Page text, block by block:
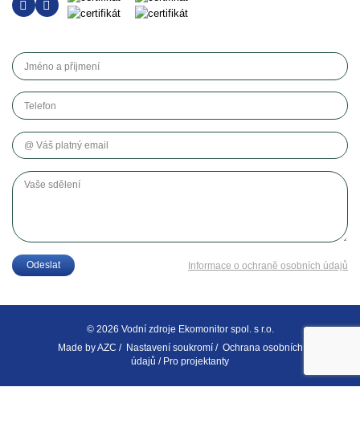
Jméno a příjmení
Telefon
Váš platný email
Vaše sdělení
Odeslat Informace o ochraně osobních údajů
© 2026 Vodní zdroje Ekomonitor spol. s r.o.
Made byAZC / Nastavení soukromí/ Ochrana osobních
údajů / Pro projektanty